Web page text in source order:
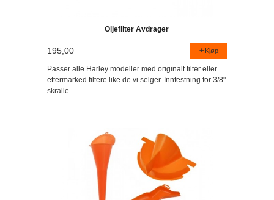
Oljefilter Avdrager
195,00 Kjøp
Passer alle Harley modeller med originalt filter eller
ettermarked filtere like de vi selger. Innfestning for 3/8"
skralle.